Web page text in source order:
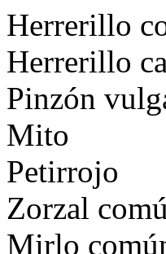
Herrerillo
Herrerillo
Pinzón
Mito
Petirrojo
Zorzal
Mirlo